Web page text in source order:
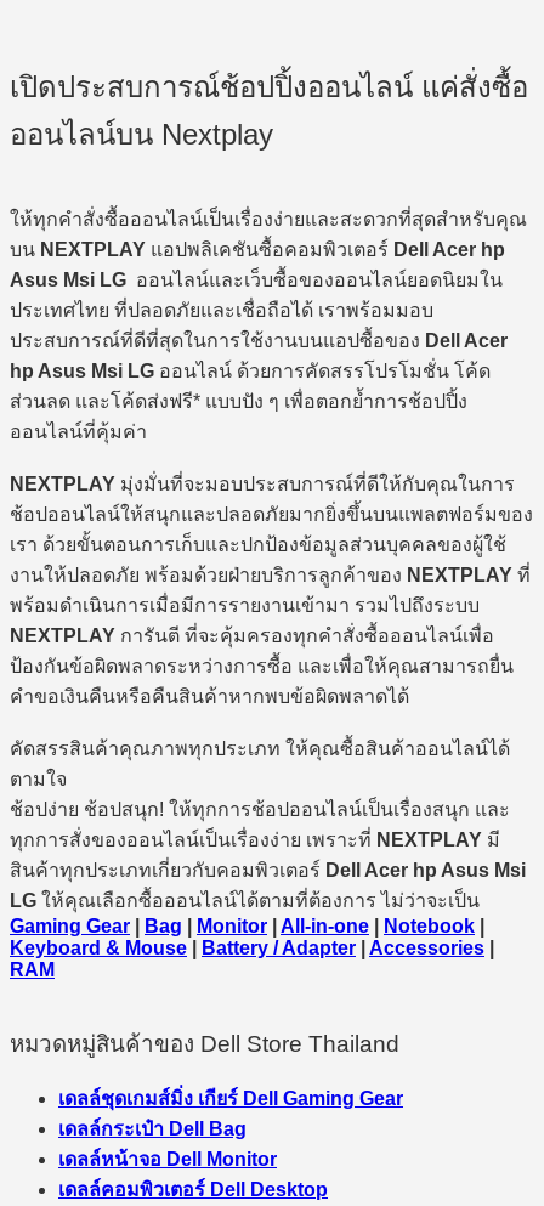
เปิดประสบการณ์ช้อปปิ้งออนไลน์ แค่สั่งซื้อ
ออนไลน์บน Nextplay
ให้ทุกคำสั่งซื้อออนไลน์เป็นเรื่องง่ายและสะดวกที่สุดสำหรับคุณ
บน NEXTPLAY แอปพลิเคชันซื้อคอมพิวเตอร์ Dell Acer hp
Asus Msi LG ออนไลน์และเว็บซื้อของออนไลน์ยอดนิยมใน
ประเทศไทย ที่ปลอดภัยและเชื่อถือได้ เราพร้อมมอบ
ประสบการณ์ที่ดีที่สุดในการใช้งานบนแอปซื้อของ Dell Acer
hp Asus Msi LG ออนไลน์ ด้วยการคัดสรรโปรโมชั่น โค้ด
ส่วนลด และโค้ดส่งฟรี* แบบปัง ๆ เพื่อตอกย้ำการช้อปปิ้ง
ออนไลน์ที่คุ้มค่า
NEXTPLAY มุ่งมั่นที่จะมอบประสบการณ์ที่ดีให้กับคุณในการ
ช้อปออนไลน์ให้สนุกและปลอดภัยมากยิ่งขึ้นบนแพลตฟอร์มของ
เรา ด้วยขั้นตอนการเก็บและปกป้องข้อมูลส่วนบุคคลของผู้ใช้
งานให้ปลอดภัย พร้อมด้วยฝ่ายบริการลูกค้าของ NEXTPLAY ที่
พร้อมดำเนินการเมื่อมีการรายงานเข้ามา รวมไปถึงระบบ
NEXTPLAY การันตี ที่จะคุ้มครองทุกคำสั่งซื้อออนไลน์เพื่อ
ป้องกันข้อผิดพลาดระหว่างการซื้อ และเพื่อให้คุณสามารถยื่น
คำขอเงินคืนหรือคืนสินค้าหากพบข้อผิดพลาดได้
คัดสรรสินค้าคุณภาพทุกประเภท ให้คุณซื้อสินค้าออนไลน์ได้
ตามใจ
ช้อปง่าย ช้อปสนุก! ให้ทุกการช้อปออนไลน์เป็นเรื่องสนุก และ
ทุกการสั่งของออนไลน์เป็นเรื่องง่าย เพราะที่ NEXTPLAY มี
สินค้าทุกประเภทเกี่ยวกับคอมพิวเตอร์ Dell Acer hp Asus Msi
LG ให้คุณเลือกซื้อออนไลน์ได้ตามที่ต้องการ ไม่ว่าจะเป็น
Gaming Gear
Bag Monitor All-in-one Notebook
Keyboard & Mouse
Battery / Adapter Accessories
RAM
หมวดหมู่สินค้าของ Dell Store Thailand
เดลล์ชุดเกมส์มิ่ง เกียร์ Dell Gaming Gear
เดลล์กระเป๋า Dell Bag
เดลล์หน้าจอ Dell Monitor
เดลล์คอมพิวเตอร์ Dell Desktop